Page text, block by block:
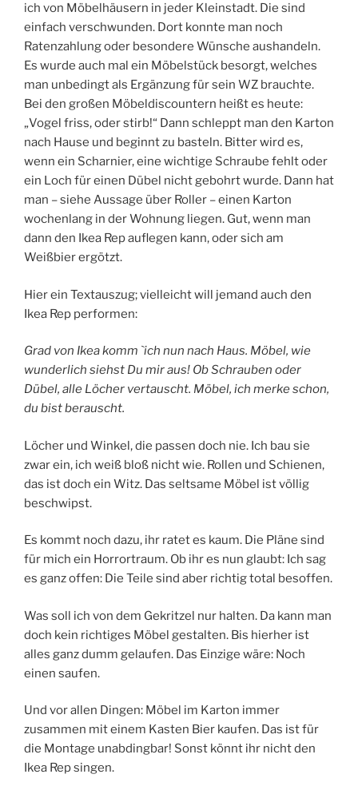
ich von Möbelhäusern in jeder Kleinstadt. Die sind
einfach verschwunden. Dort konnte man noch
Ratenzahlung oder besondere Wünsche aushandeln.
Es wurde auch mal ein Möbelstück besorgt, welches
man unbedingt als Ergänzung für sein WZ brauchte.
Bei den großen Möbeldiscountern heißt es heute:
„Vogel friss, oder stirb!“ Dann schleppt man den Karton
nach Hause und beginnt zu basteln. Bitter wird es,
wenn ein Scharnier, eine wichtige Schraube fehlt oder
ein Loch für einen Dübel nicht gebohrt wurde. Dann hat
man – siehe Aussage über Roller – einen Karton
wochenlang in der Wohnung liegen. Gut, wenn man
dann den Ikea Rep auflegen kann, oder sich am
Weißbier ergötzt.
Hier ein Textauszug; vielleicht will jemand auch den
Ikea Rep performen:
Grad von Ikea komm `ich nun nach Haus. Möbel, wie
wunderlich siehst Du mir aus! Ob Schrauben oder
Dübel, alle Löcher vertauscht. Möbel, ich merke schon,
du bist berauscht.
Löcher und Winkel, die passen doch nie. Ich bau sie
zwar ein, ich weiß bloß nicht wie. Rollen und Schienen,
das ist doch ein Witz. Das seltsame Möbel ist völlig
beschwipst.
Es kommt noch dazu, ihr ratet es kaum. Die Pläne sind
für mich ein Horrortraum. Ob ihr es nun glaubt: Ich sag
es ganz offen: Die Teile sind aber richtig total besoffen.
Was soll ich von dem Gekritzel nur halten. Da kann man
doch kein richtiges Möbel gestalten. Bis hierher ist
alles ganz dumm gelaufen. Das Einzige wäre: Noch
einen saufen.
Und vor allen Dingen: Möbel im Karton immer
zusammen mit einem Kasten Bier kaufen. Das ist für
die Montage unabdingbar! Sonst könnt ihr nicht den
Ikea Rep singen.